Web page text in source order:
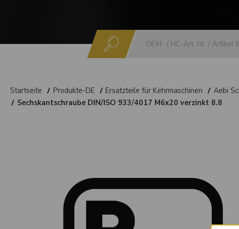
Startseite Produkte-DE Ersatzteile für Kehrmaschinen Aebi
Sechskantschraube DIN/ISO 933/4017 M6x20 verzinkt 8.8